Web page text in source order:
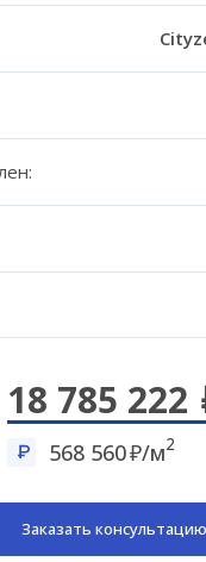
18 785 222
568 560 /м2
Заказать консультацию